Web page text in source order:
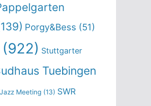
Porgy&Bess (51)
(922) Stuttgarter
Tuebingen
Meeting (13) SWR